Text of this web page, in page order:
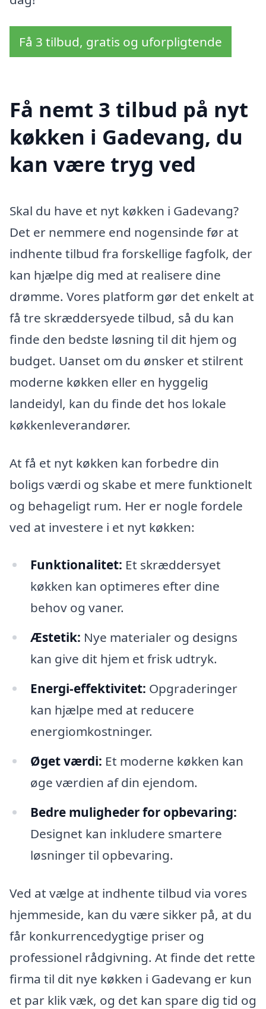
Få 3 tilbud, gratis og uforpligtende
Få nemt 3 tilbud på nyt
køkken i Gadevang, du
kan være tryg ved
Skal du have et nyt køkken i Gadevang?
Det er nemmere end nogensinde før at
indhente tilbud fra forskellige fagfolk, der
kan hjælpe dig med at realisere dine
drømme. Vores platform gør det enkelt at
få tre skræddersyede tilbud, så du kan
finde den bedste løsning til dit hjem og
budget. Uanset om du ønsker et stilrent
moderne køkken eller en hyggelig
landeidyl, kan du finde det hos lokale
køkkenleverandører.
At få et nyt køkken kan forbedre din
boligs værdi og skabe et mere funktionelt
og behageligt rum. Her er nogle fordele
ved at investere i et nyt køkken:
Funktionalitet: Et skræddersyet
køkken kan optimeres efter dine
behov og vaner.
Æstetik: Nye materialer og designs
kan give dit hjem et frisk udtryk.
Energi-effektivitet: Opgraderinger
kan hjælpe med at reducere
energiomkostninger.
Øget værdi: Et moderne køkken kan
øge værdien af din ejendom.
Bedre muligheder for opbevaring:
Designet kan inkludere smartere
løsninger til opbevaring.
Ved at vælge at indhente tilbud via vores
hjemmeside, kan du være sikker på, at du
får konkurrencedygtige priser og
professionel rådgivning. At finde det rette
firma til dit nye køkken i Gadevang er kun
et par klik væk, og det kan spare dig tid og